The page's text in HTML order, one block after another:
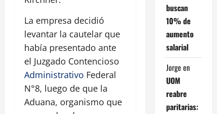
La empresa decidió
levantar la cautelar que
había presentado ante
el Juzgado Contencioso
Administrativo Federal
N°8, luego de que la
Aduana, organismo que
buscan
10% de
aumento
salarial
Jorge en
UOM
reabre
paritarias: